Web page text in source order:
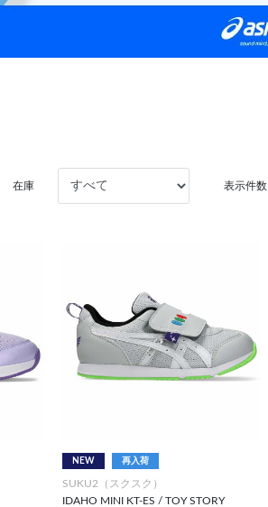
在庫 表示件数
NEW 再入荷
SUKU2（スクスク）
IDAHO MINI KT-ES / TOY STORY